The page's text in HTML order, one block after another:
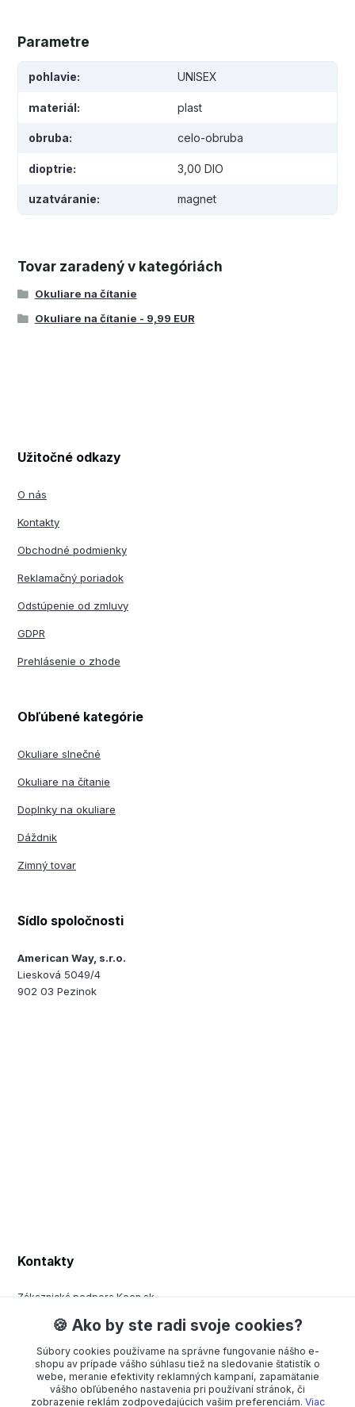
Parametre
pohlavie UNISEX
materiál plast
obruba celo-obruba
dioptrie 3,00 DIO
uzatváranie magnet
Tovar zaradený v kategóriách
Okuliare na čítanie
Okuliare na čítanie - 9,99 EUR
Užitočné odkazy
O nás
Kontakty
Obchodné podmienky
Reklamačný poriadok
Odstúpenie od zmluvy
GDPR
Prehlásenie o zhode
Obľúbené kategórie
Okuliare slnečné
Okuliare na čítanie
Doplnky na okuliare
Dáždnik
Zimný tovar
Sídlo spoločnosti
American Way, s.r.o.
Liesková 5049/4
902 03 Pezinok
Kontakty
Zákaznická podpora Keen.sk
+420 377 443 970
(Po-Pá, 8-15 hod.)
order@americanway.sk
🍪 Ako by ste radi svoje cookies?
Súbory cookies používame na správne fungovanie nášho e-
shopu av prípade vášho súhlasu tiež na sledovanie štatistík o
webe, meranie efektivity reklamných kampaní, zapamätanie
vášho obľúbeného nastavenia pri používaní stránok, či
zobrazenie reklám zodpovedajúcich vašim preferenciám. Viac